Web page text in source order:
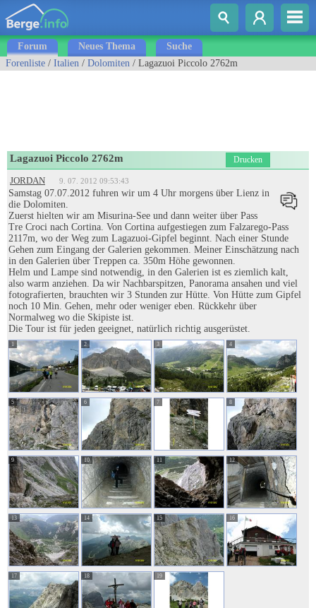
Forum Neues Thema
Suche
Forenliste / Italien / Dolomiten / Lagazuoi Piccolo 2762m
Lagazuoi Piccolo 2762m Drucken
JORDAN 9. 07. 2012 09:53:43
Samstag 07.07.2012 fuhren wir um 4 Uhr morgens über Lienz in
die Dolomiten.
Zuerst hielten wir am Misurina-See und dann weiter über Pass
Tre Croci nach Cortina. Von Cortina aufgestiegen zum Falzarego-Pass
2117m, wo der Weg zum Lagazuoi-Gipfel beginnt. Nach einer Stunde
Gehen zum Eingang der Galerien gekommen. Meiner Einschätzung nach
in den Galerien über Treppen ca. 350m Höhe gewonnen.
Helm und Lampe sind notwendig, in den Galerien ist es ziemlich kalt,
also warm anziehen. Da wir Nachbarspitzen, Panorama ansahen und viel
fotografierten, brauchten wir 3 Stunden zur Hütte. Von Hütte zum Gipfel
noch 10 Min. Gehen, mehr oder weniger eben. Rückkehr über
Normalweg wo die Skipiste ist.
Die Tour ist für jeden geeignet, natürlich richtig ausgerüstet.
1 2 3 4
5 6 7 8
9 10 11 12
13 14 15 16
17 18 19